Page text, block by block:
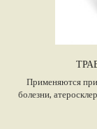
Применяются при
болезни,
простатите,